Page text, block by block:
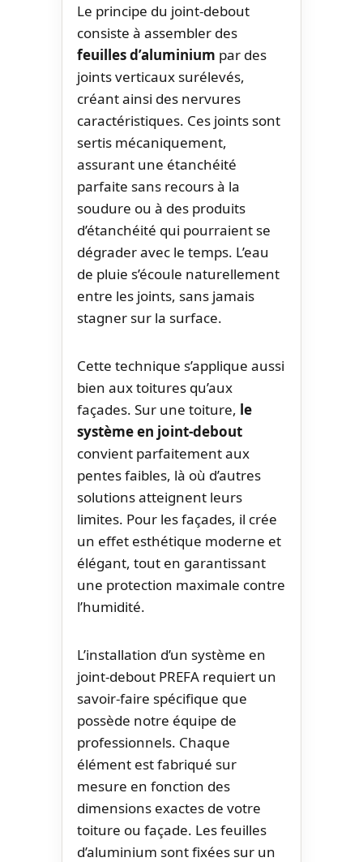
Le principe du joint-debout
consiste à assembler des
feuilles d’aluminium par des
joints verticaux surélevés,
créant ainsi des nervures
caractéristiques. Ces joints sont
sertis mécaniquement,
assurant une étanchéité
parfaite sans recours à la
soudure ou à des produits
d’étanchéité qui pourraient se
dégrader avec le temps. L’eau
de pluie s’écoule naturellement
entre les joints, sans jamais
stagner sur la surface.
Cette technique s’applique aussi
bien aux toitures qu’aux
façades. Sur une toiture, le
système en joint-debout
convient parfaitement aux
pentes faibles, là où d’autres
solutions atteignent leurs
limites. Pour les façades, il crée
un effet esthétique moderne et
élégant, tout en garantissant
une protection maximale contre
l’humidité.
L’installation d’un système en
joint-debout PREFA requiert un
savoir-faire spécifique que
possède notre équipe de
professionnels. Chaque
élément est fabriqué sur
mesure en fonction des
dimensions exactes de votre
toiture ou façade. Les feuilles
d’aluminium sont fixées sur un